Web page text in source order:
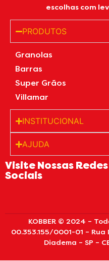
escolhas com
PRODUTOS
Granolas
Barras
Super Grãos
Villamar
INSTITUCIONAL
AJUDA
Visite Nossas Redes
Sociais
KOBBER © 2024 –
00.353.155/0001-01 –
Diadema – SP –